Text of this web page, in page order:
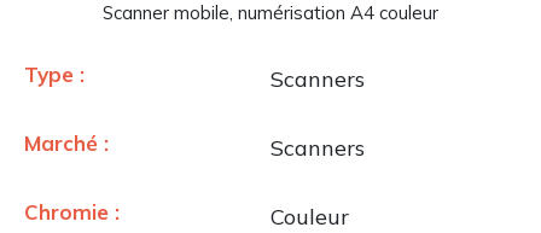
Scanner mobile, numérisation A4 couleur
Type : Scanners
Marché : Scanners
Chromie : Couleur